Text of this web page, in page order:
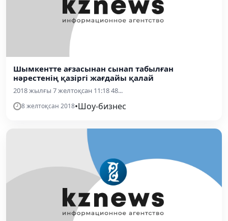
Шымкентте ағзасынан сынап табылған
нәрестенің қазіргі жағдайы қалай
2018 жылғы 7 желтоқсан 11:18 48...
8 желтоқсан 2018•Шоу-бизнес